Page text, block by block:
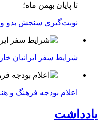
تا پایان بهمن ماه؛
نوبت‌گیری سنجش بدو
شرایط سفر ایرانیان
اعلام بودجه فرهنگ و هنر
یادداشت